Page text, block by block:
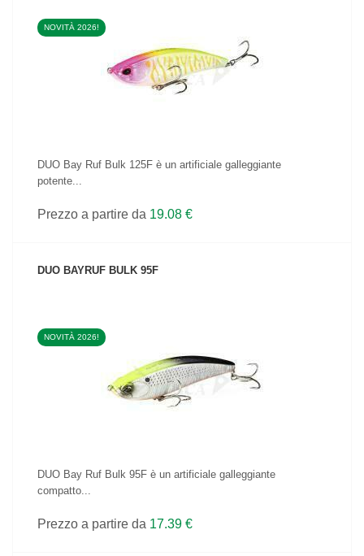
NOVITÀ 2026!
VEDI IL PRODOTTO
DUO Bay Ruf Bulk 125F è un artificiale galleggiante
potente...
Prezzo a partire da 19.08 €
DUO BAYRUF BULK 95F
NOVITÀ 2026!
VEDI IL PRODOTTO
DUO Bay Ruf Bulk 95F è un artificiale galleggiante
compatto...
Prezzo a partire da 17.39 €